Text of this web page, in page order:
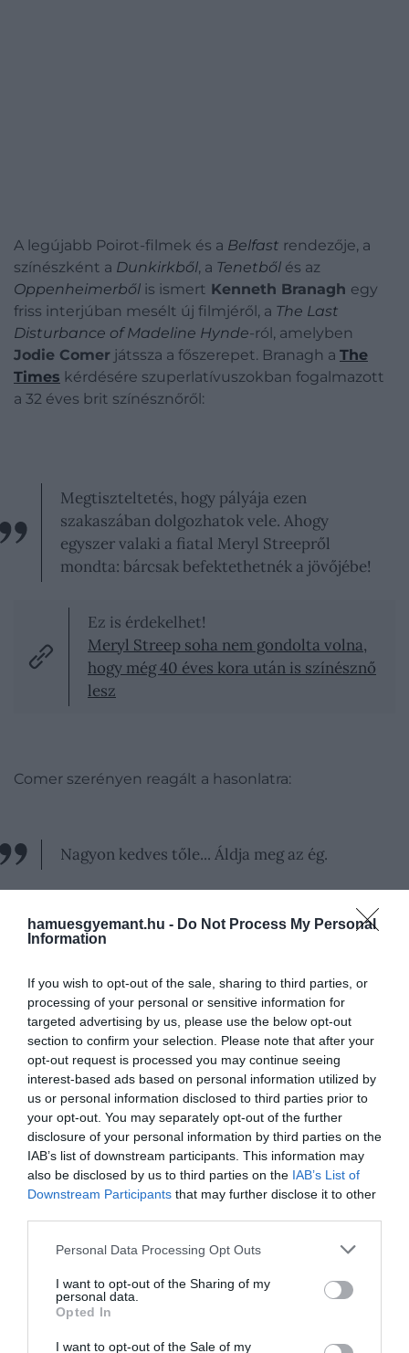
hamuesgyemant.hu - Do Not Process My Personal
Information
If you wish to opt-out of the sale, sharing to third parties, or
processing of your personal or sensitive information for
targeted advertising by us, please use the below opt-out
section to confirm your selection. Please note that after your
opt-out request is processed you may continue seeing
interest-based ads based on personal information utilized by
us or personal information disclosed to third parties prior to
your opt-out. You may separately opt-out of the further
disclosure of your personal information by third parties on the
IAB’s list of downstream participants. This information may
also be disclosed by us to third parties on the IAB’s List of
Downstream Participants that may further disclose it to other
Please note that this website/app uses one or more Google
not limited to your visit or usage behaviour. You may click to
grant or deny consent to Google and its third-party tags to
use your data for below specified purposes in below Google
consent section.
Personal Data Processing Opt Outs
I want to opt-out of the Sharing of my
personal data.
Opted In
I want to opt-out of the Sale of my
A legújabb Poirot-filmek és a Belfast rendezője, a
színészként a Dunkirkből, a Tenetből és az
Oppenheimerből is ismert Kenneth Branagh egy
friss interjúban mesélt új filmjéről, a The Last
Disturbance of Madeline Hynde-ról, amelyben
Jodie Comer játssza a főszerepet. Branagh a The
Times kérdésére szuperlatívuszokban fogalmazott
a 32 éves brit színésznőről:
Megtiszteltetés, hogy pályája ezen
szakaszában dolgozhatok vele. Ahogy
egyszer valaki a fiatal Meryl Streepről
mondta: bárcsak befektethetnék a jövőjébe!
Ez is érdekelhet!
Meryl Streep soha nem gondolta volna,
hogy még 40 éves kora után is színésznő
lesz
Comer szerényen reagált a hasonlatra:
Nagyon kedves tőle... Áldja meg az ég.
várhatóan jövőre kerül a mozikba – a pszichológiai
thrillerben Comer mellett